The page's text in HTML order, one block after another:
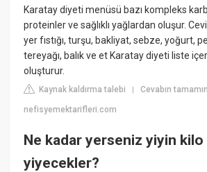
Karatay diyeti menüsü bazı kompleks
proteinler ve sağlıklı yağlardan oluşur.
yer fıstığı, turşu, bakliyat, sebze, yoğurt,
tereyağı, balık ve et Karatay diyeti liste
oluşturur.
Kaynak kaldırma talebi |Cevabın
nefisyemektarifleri.com
Ne kadar yerseniz yiyin kilo
yiyecekler?